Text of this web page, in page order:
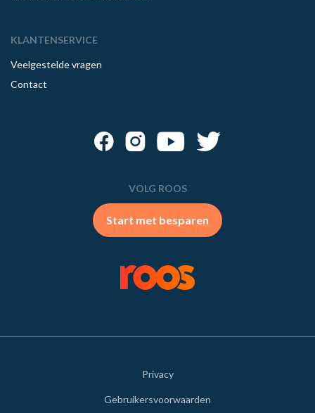
KLANTENSERVICE
Veelgestelde vragen
Contact
VOLG ROOS
Start met besparen
Privacy
Gebruikersvoorwaarden